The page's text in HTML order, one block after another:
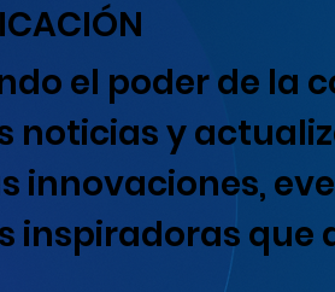
el poder de la
noticias y
innovaciones,
inspiradoras que